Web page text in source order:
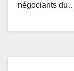
négociants